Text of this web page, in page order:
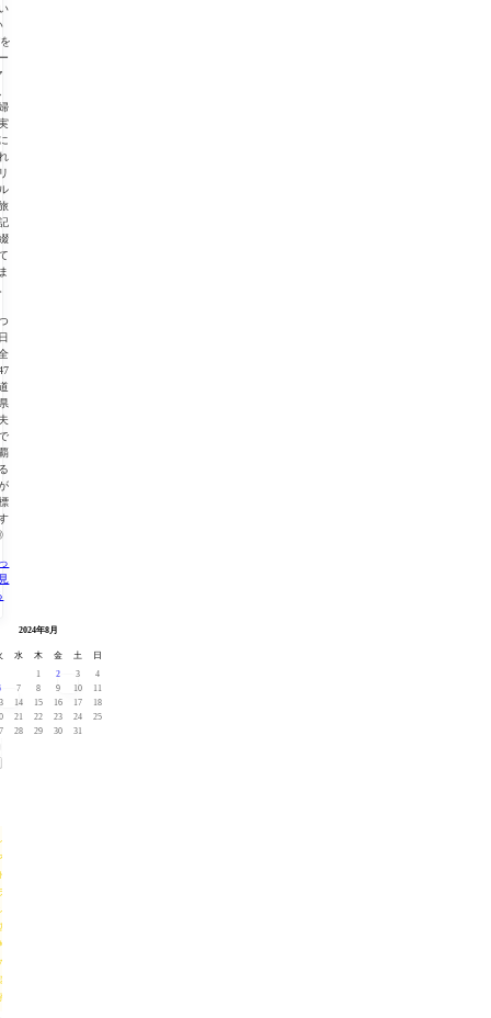
2024年8月
水 木 金 土
日
1
2 3
4
7 8 9 10
11
14 15 16 17
18
21 22 23 24
25
28 29 30 31
« 7月
月 »
ト